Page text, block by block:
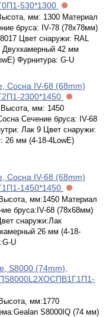
530*1300
мм: 1300 Материал
бруса: IV-78 (78х78мм)
Цвет снаружи: RAL
Двухкамерный 42 мм
Фурнитура: G-U
Сосна IV-68 (68mm)
2300*1450
мм: 1450
Сечение бруса: IV-68
Лак 9 Цвет снаружи:
26 мм (4-18-4LowE)
Сосна IV-68 (68mm)
1450*1450
мм:1450 Материал
бруса:IV-68 (78х68мм)
снаружи:Лак
26 мм (4-18-
U
S8000 (74mm),
мм:1770
S8000IQ (74 мм)